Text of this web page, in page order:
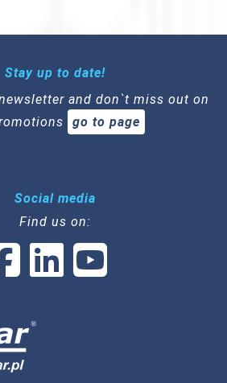
Stay up to date!
and don`t miss out on
go to page
Social media
Find us on: